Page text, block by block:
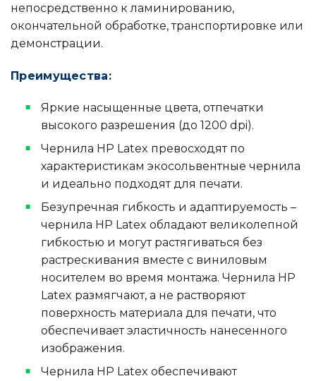
непосредственно к ламинированию,
окончательной обработке, транспортировке или
демонстрации.
Преимущества:
Яркие насыщенные цвета, отпечатки
высокого разрешения (до 1200 dpi).
Чернила HP Latex превосходят по
характеристикам экосольвентные чернила
и идеально подходят для печати.
Безупречная гибкость и адаптируемость –
чернила HP Latex обладают великолепной
гибкостью и могут растягиваться без
растрескивания вместе с виниловым
носителем во время монтажа. Чернила HP
Latex размягчают, а не растворяют
поверхность материала для печати, что
обеспечивает эластичность нанесенного
изображения.
Чернила HP Latex обеспечивают